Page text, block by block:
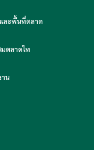
ละพื้นที่ตลาด
ตลาดไท
าน